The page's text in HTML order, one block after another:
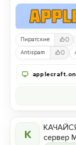
Пиратские 0
Antispam 0
К
сервер